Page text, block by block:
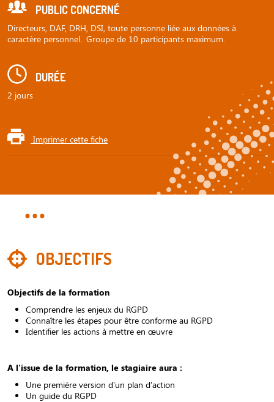
OBJECTIFS
Objectifs de la formation
Comprendre les enjeux du RGPD
Connaître les étapes pour être conforme au RGPD
Identifier les actions à mettre en œuvre
A l'issue de la formation, le stagiaire aura :
Une première version d’un plan d’action
Un guide du RGPD
PUBLIC CONCERNÉ
Directeurs, DAF, DRH, DSI, toute personne liée aux données à
caractère personnel.. Groupe de 10 participants maximum.
DURÉE
2 jours
Imprimer cette fiche